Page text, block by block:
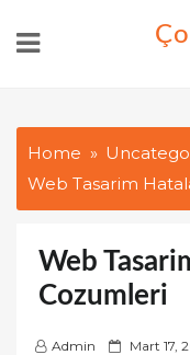
Home
Web Tasarim
Web
Cozumleri
Admin
P Mart 17,